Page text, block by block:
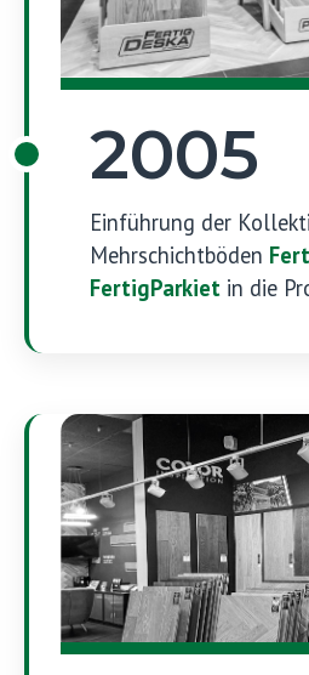
2005
Einführung der
Mehrschichtböden
FertigParkiet in die